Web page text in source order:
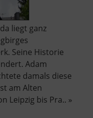
liegt ganz
Seine Historie
Adam
damals diese
am Alten
Leipzig bis Pra.. »